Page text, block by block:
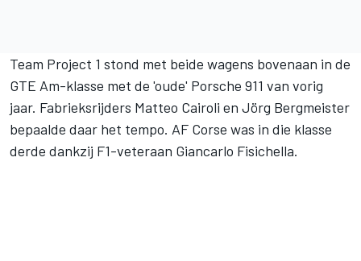
Team Project 1 stond met beide wagens bovenaan in de
GTE Am-klasse met de 'oude' Porsche 911 van vorig
jaar. Fabrieksrijders Matteo Cairoli en Jörg Bergmeister
bepaalde daar het tempo. AF Corse was in die klasse
derde dankzij F1-veteraan Giancarlo Fisichella.